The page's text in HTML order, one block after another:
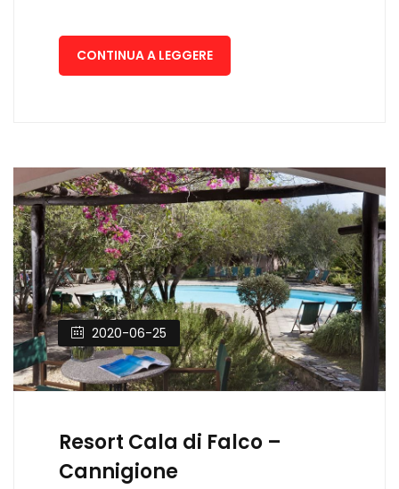
CONTINUA A LEGGERE
2020-06-25
Resort Cala di Falco –
Cannigione